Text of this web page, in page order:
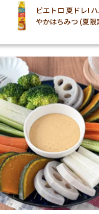
ピエトロ 夏ドレ!
やかはちみつ (夏限